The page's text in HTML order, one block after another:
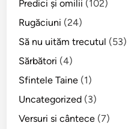
Predici şi omilii (102)
Rugăciuni (24)
Să nu uităm trecutul (53)
Sărbători (4)
Sfintele Taine (1)
Uncategorized (3)
Versuri si cântece (7)